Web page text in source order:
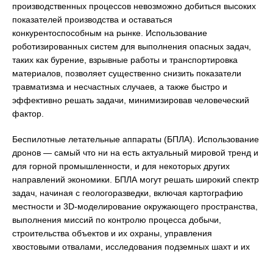
производственных процессов невозможно добиться высоких
показателей производства и оставаться
конкурентоспособным на рынке. Использование
роботизированных систем для выполнения опасных задач,
таких как бурение, взрывные работы и транспортировка
материалов, позволяет существенно снизить показатели
травматизма и несчастных случаев, а также быстро и
эффективно решать задачи, минимизировав человеческий
фактор.
Беспилотные летательные аппараты (БПЛА). Использование
дронов — самый что ни на есть актуальный мировой тренд и
для горной промышленности, и для некоторых других
направлений экономики. БПЛА могут решать широкий спектр
задач, начиная с геологоразведки, включая картографию
местности и 3D-моделирование окружающего пространства,
выполнения миссий по контролю процесса добычи,
строительства объектов и их охраны, управления
хвостовыми отвалами, исследования подземных шахт и их